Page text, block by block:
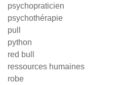
psychopraticien
psychothérapie
pull
python
red bull
ressources humaines
robe